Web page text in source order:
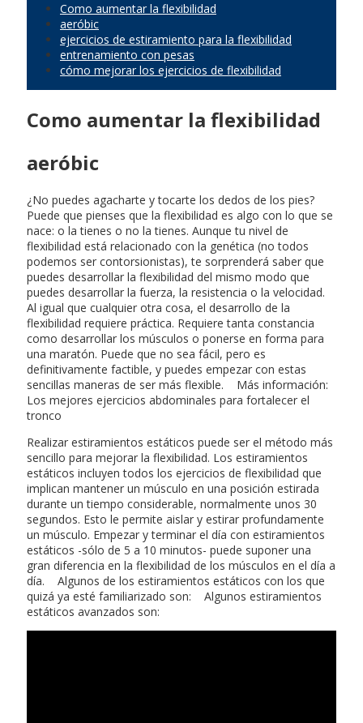
Como aumentar la flexibilidad
aeróbic
ejercicios de estiramiento para la flexibilidad
entrenamiento con pesas
cómo mejorar los ejercicios de flexibilidad
Como aumentar la flexibilidad
aeróbic
¿No puedes agacharte y tocarte los dedos de los pies?
Puede que pienses que la flexibilidad es algo con lo que se
nace: o la tienes o no la tienes. Aunque tu nivel de
flexibilidad está relacionado con la genética (no todos
podemos ser contorsionistas), te sorprenderá saber que
puedes desarrollar la flexibilidad del mismo modo que
puedes desarrollar la fuerza, la resistencia o la velocidad.
Al igual que cualquier otra cosa, el desarrollo de la
flexibilidad requiere práctica. Requiere tanta constancia
como desarrollar los músculos o ponerse en forma para
una maratón. Puede que no sea fácil, pero es
definitivamente factible, y puedes empezar con estas
sencillas maneras de ser más flexible. Más información:
Los mejores ejercicios abdominales para fortalecer el
tronco
Realizar estiramientos estáticos puede ser el método más
sencillo para mejorar la flexibilidad. Los estiramientos
estáticos incluyen todos los ejercicios de flexibilidad que
implican mantener un músculo en una posición estirada
durante un tiempo considerable, normalmente unos 30
segundos. Esto le permite aislar y estirar profundamente
un músculo. Empezar y terminar el día con estiramientos
estáticos -sólo de 5 a 10 minutos- puede suponer una
gran diferencia en la flexibilidad de los músculos en el día a
día. Algunos de los estiramientos estáticos con los que
quizá ya esté familiarizado son: Algunos estiramientos
estáticos avanzados son: